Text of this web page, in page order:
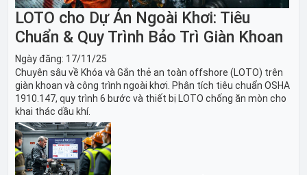
LOTO cho Dự Án Ngoài Khơi: Tiêu
Chuẩn & Quy Trình Bảo Trì Giàn Khoan
Ngày đăng: 17/11/25
Chuyên sâu về Khóa và Gắn thẻ an toàn offshore (LOTO) trên
giàn khoan và công trình ngoài khơi. Phân tích tiêu chuẩn OSHA
1910.147, quy trình 6 bước và thiết bị LOTO chống ăn mòn cho
khai thác dầu khí.